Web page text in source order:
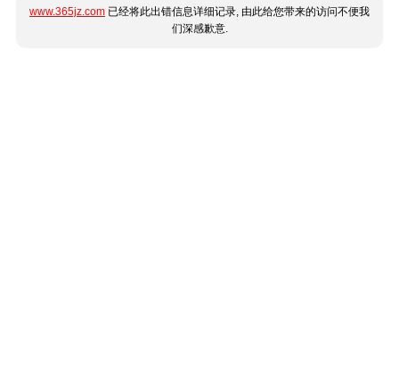
www.365jz.com 已经将此出错信息详细记录, 由此给您带来的访问不便我
们深感歉意.